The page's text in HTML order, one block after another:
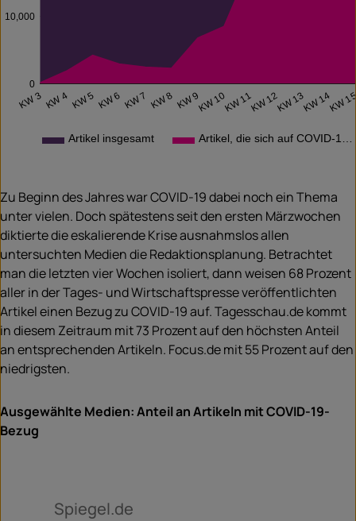
Artikel insgesamt Artikel, die sich auf COVID-1…
KW 3 KW 4 KW 5 KW 6 KW 7 KW 8 KW 9KW 10KW 11KW 12KW 13KW 14KW
0
10,000
Zu Beginn des Jahres war COVID-19 dabei noch ein Thema
unter vielen. Doch spätestens seit den ersten Märzwochen
diktierte die eskalierende Krise ausnahmslos allen
untersuchten Medien die Redaktionsplanung. Betrachtet
man die letzten vier Wochen isoliert, dann weisen 68 Prozent
aller in der Tages- und Wirtschaftspresse veröffentlichten
Artikel einen Bezug zu COVID-19 auf. Tagesschau.de kommt
in diesem Zeitraum mit 73 Prozent auf den höchsten Anteil
an entsprechenden Artikeln. Focus.de mit 55 Prozent auf den
niedrigsten.
Ausgewählte Medien: Anteil an Artikeln mit COVID-19-
Bezug
Spiegel.de